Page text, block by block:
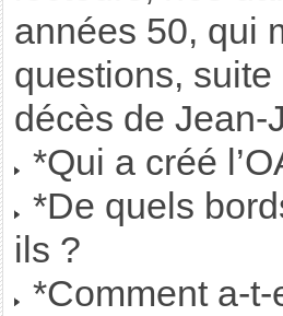
années 50, qui
questions,
décès de Jean-
*Qui a créé
*De quels
ils ?
*Comment a-